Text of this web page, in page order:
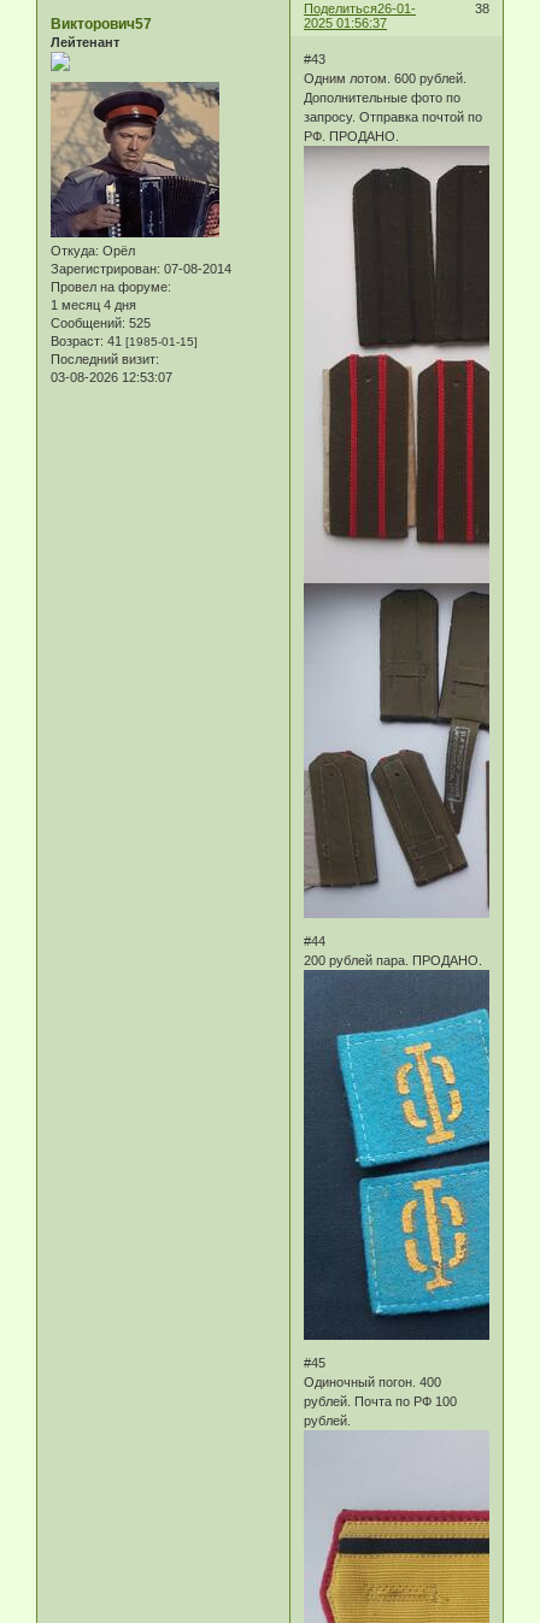
Поделиться 38
26-01-
2025 01:56:37
Викторович57
Лейтенант
Откуда: Орёл
Зарегистрирован: 07-08-2014
Провел на форуме:
1 месяц 4 дня
Сообщений: 525
Возраст: 41 [1985-01-15]
Последний визит:
03-08-2026 12:53:07
#43
Одним лотом. 600 рублей.
Дополнительные фото по
запросу. Отправка почтой по
РФ. ПРОДАНО.
#44
200 рублей пара. ПРОДАНО.
#45
Одиночный погон. 400
рублей. Почта по РФ 100
рублей.